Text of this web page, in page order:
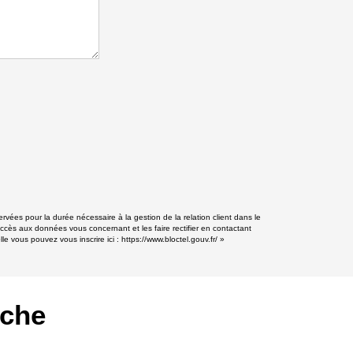
pour la durée nécessaire à la gestion de la relation client dans le
aux données vous concernant et les faire rectifier en contactant
vous pouvez vous inscrire ici : https://www.bloctel.gouv.fr/ »